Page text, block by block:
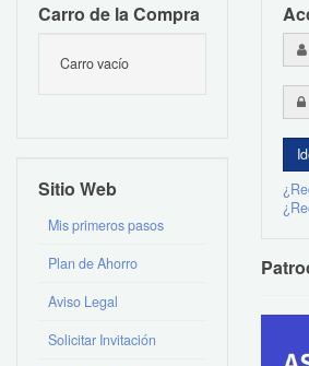
Carro de la Compra
Carro vacío
Sitio Web
Mis primeros pasos
Plan de Ahorro
Aviso Legal
Solicitar Invitación